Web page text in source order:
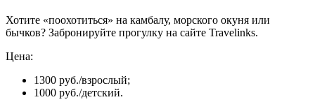
Хотите «поохотиться» на камбалу, морского окуня или
бычков? Забронируйте прогулку на сайте Travelinks.
Цена:
1300 руб./взрослый;
1000 руб./детский.